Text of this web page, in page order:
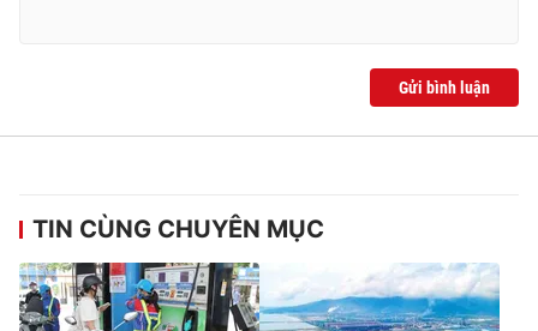
Gửi bình luận
TIN CÙNG CHUYÊN MỤC